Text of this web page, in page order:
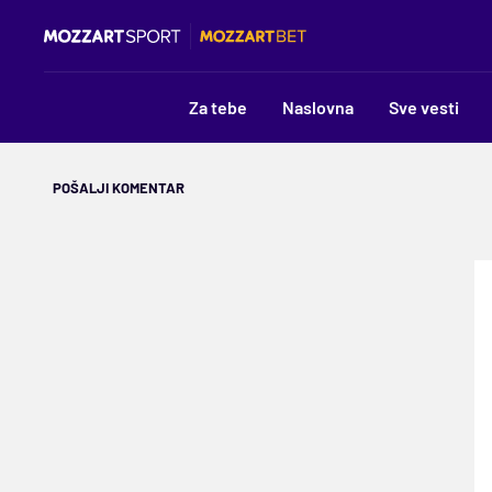
Za tebe Naslovna Sve vesti
POŠALJI KOMENTAR